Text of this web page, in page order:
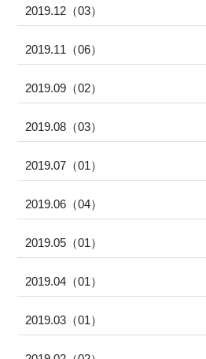
2019.12（03）
2019.11（06）
2019.09（02）
2019.08（03）
2019.07（01）
2019.06（04）
2019.05（01）
2019.04（01）
2019.03（01）